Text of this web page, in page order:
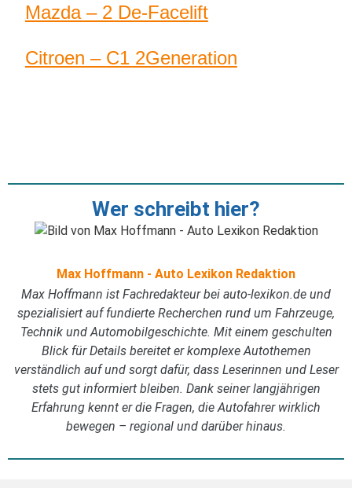
Mazda – 2 De-Facelift
Citroen – C1 2Generation
Wer schreibt hier?
Max Hoffmann - Auto Lexikon Redaktion
Max Hoffmann ist Fachredakteur bei auto-lexikon.de und
spezialisiert auf fundierte Recherchen rund um Fahrzeuge,
Technik und Automobilgeschichte. Mit einem geschulten
Blick für Details bereitet er komplexe Autothemen
verständlich auf und sorgt dafür, dass Leserinnen und Leser
stets gut informiert bleiben. Dank seiner langjährigen
Erfahrung kennt er die Fragen, die Autofahrer wirklich
bewegen – regional und darüber hinaus.